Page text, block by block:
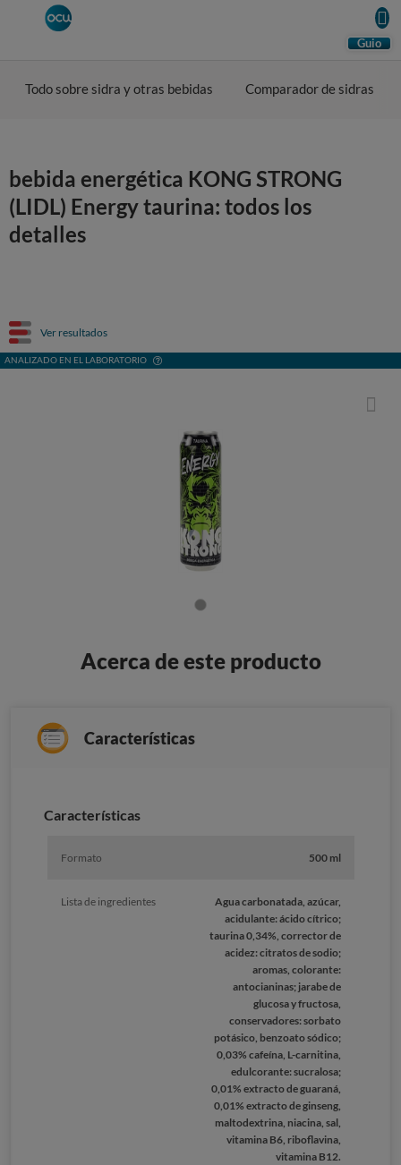
Guio
Todo sobre sidra y otras bebidas Comparador de sidras
bebida energética KONG STRONG
(LIDL) Energy taurina: todos los
detalles
Ver resultados
ANALIZADO EN EL LABORATORIO
Acerca de este producto
Características
Caracterí­sticas
Formato 500 ml
Lista de ingredientes
Agua carbonatada, azúcar,
acidulante: ácido cítrico;
taurina 0,34%, corrector de
acidez: citratos de sodio;
aromas, colorante:
antocianinas; jarabe de
glucosa y fructosa,
conservadores: sorbato
potásico, benzoato sódico;
0,03% cafeína, L-carnitina,
edulcorante: sucralosa;
0,01% extracto de guaraná,
0,01% extracto de ginseng,
maltodextrina, niacina, sal,
vitamina B6, riboflavina,
vitamina B12.